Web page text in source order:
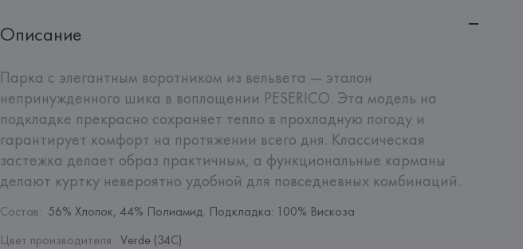
Описание
Парка с элегантным воротником из вельвета — эталон
непринужденного шика в воплощении PESERICO. Эта модель на
подкладке прекрасно сохраняет тепло в прохладную погоду и
гарантирует комфорт на протяжении всего дня. Классическая
застежка делает образ практичным, а функциональные карманы
делают куртку невероятно удобной для повседневных комбинаций.
Состав: 56% Хлопок, 44% Полиамид. Подкладка: 100% Вискоза
Цвет производителя: Verde (34C)